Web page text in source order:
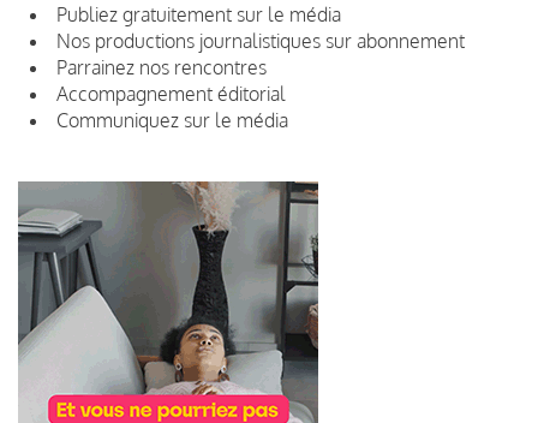
Publiez gratuitement sur le média
Nos productions journalistiques sur abonnement
Parrainez nos rencontres
Accompagnement éditorial
Communiquez sur le média